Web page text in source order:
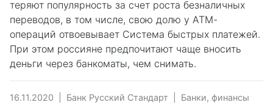
теряют популярность за счет роста безналичных
переводов, в том числе, свою долю у АТМ-
операций отвоевывает Система быстрых платежей.
При этом россияне предпочитают чаще вносить
деньги через банкоматы, чем снимать.
16.11.2020 Банк Русский Стандарт Банки, финансы